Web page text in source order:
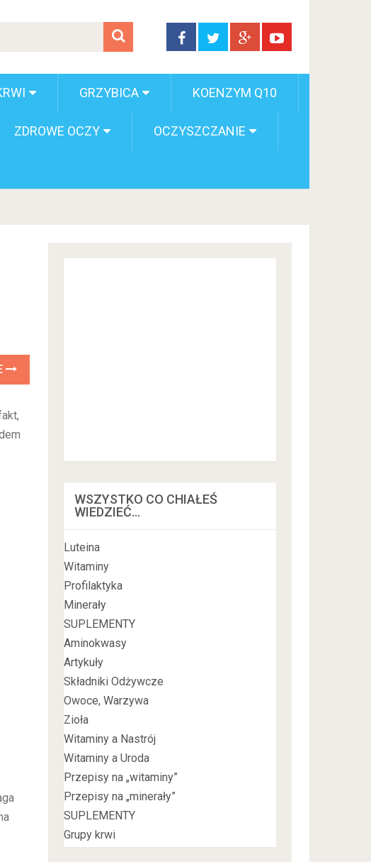
GRZYBICA KOENZYM Q10
ZDROWE OCZY OCZYSZCZANIE
WSZYSTKO CO CHIAŁEŚ
WIEDZIEĆ…
Luteina
Witaminy
Profilaktyka
Minerały
SUPLEMENTY
Aminokwasy
Artykuły
Składniki Odżywcze
Owoce, Warzywa
Zioła
Witaminy a Nastrój
Witaminy a Uroda
Przepisy na „witaminy”
Przepisy na „minerały”
SUPLEMENTY
Grupy krwi